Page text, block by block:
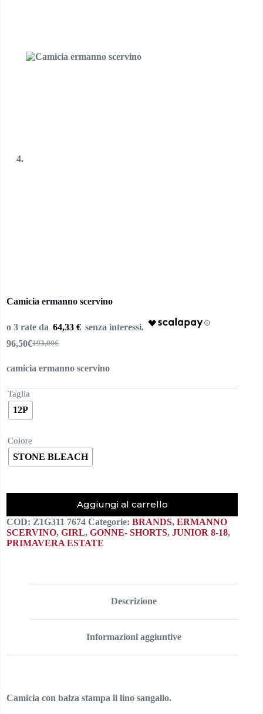
Camicia ermanno scervino
64,33 €
193,00€
Il
originale
193,00€.
96,50€Il
attuale
96,50€.
camicia ermanno scervino
Taglia
12P
Colore
STONE BLEACH
Aggiungi al carrello
COD: Z1G311 7674 Categorie: BRANDS, ERMANNO
SCERVINO, GIRL, GONNE- SHORTS, JUNIOR 8-18,
PRIMAVERA ESTATE
Descrizione
Informazioni aggiuntive
Camicia con balza stampa il lino sangallo.